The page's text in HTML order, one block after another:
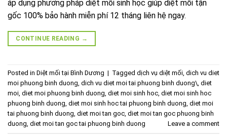
áp dụng phương pháp diệt mối sinh học giúp diệt mối tận
gốc 100% bảo hành miễn phí 12 tháng liên hệ ngay.
CONTINUE READING →
Posted in Diệt mối tại Bình Dương | Tagged dịch vụ diệt mối, dich vu diet
moi phuong binh duong, dich vu diet moi tai phuong binh duong\, diet
moi, diet moi phuong binh duong, diet moi sinh hoc, diet moi sinh hoc
phuong binh duong, diet moi sinh hoc tai phuong binh duong, diet moi
tai phuong binh duong, diet moi tan goc, diet moi tan goc phuong binh
duong, diet moi tan goc tai phuong binh duong Leave a comment